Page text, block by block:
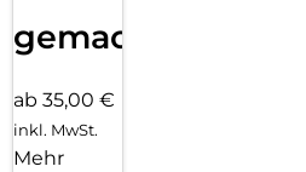
gemacht!
ab 35,00 €
inkl. MwSt.
Mehr